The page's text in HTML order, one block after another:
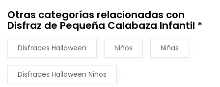
Otras categorías relacionadas con
Disfraz de Pequeña Calabaza Infantil *
Disfraces Halloween Niños Niñas
Disfraces Halloween Niños